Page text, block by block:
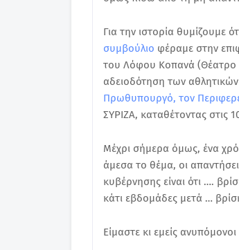
Για την ιστορία θυμίζουμε
συμβούλιο φέραμε στην
του Λόφου Κοπανά (Θέατρο
αδειοδότηση των
Πρωθυπουργό, τον
ΣΥΡΙΖΑ, καταθέτοντας στις
Μέχρι σήμερα όμως, ένα
άμεσα το θέμα, οι
κυβέρνησης είναι ότι ….
κάτι εβδομάδες μετά …
Είμαστε κι εμείς